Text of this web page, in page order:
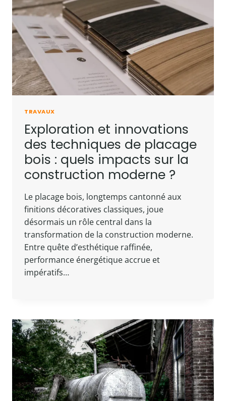
TRAVAUX
Exploration et innovations
des techniques de placage
bois : quels impacts sur la
construction moderne ?
Le placage bois, longtemps cantonné aux
finitions décoratives classiques, joue
désormais un rôle central dans la
transformation de la construction moderne.
Entre quête d’esthétique raffinée,
performance énergétique accrue et
impératifs…